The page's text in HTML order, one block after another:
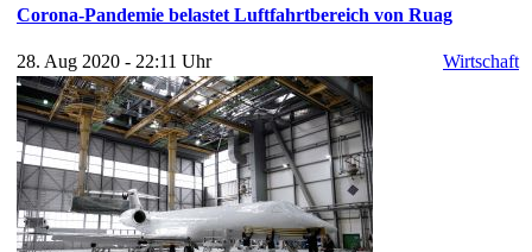
Corona-Pandemie belastet Luftfahrtbereich von Ruag
28. Aug 2020 - 22:11 Uhr Wirtschaft